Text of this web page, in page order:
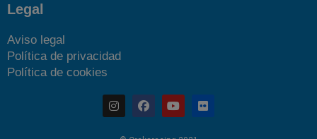
Legal
Aviso legal
Política de privacidad
Política de cookies